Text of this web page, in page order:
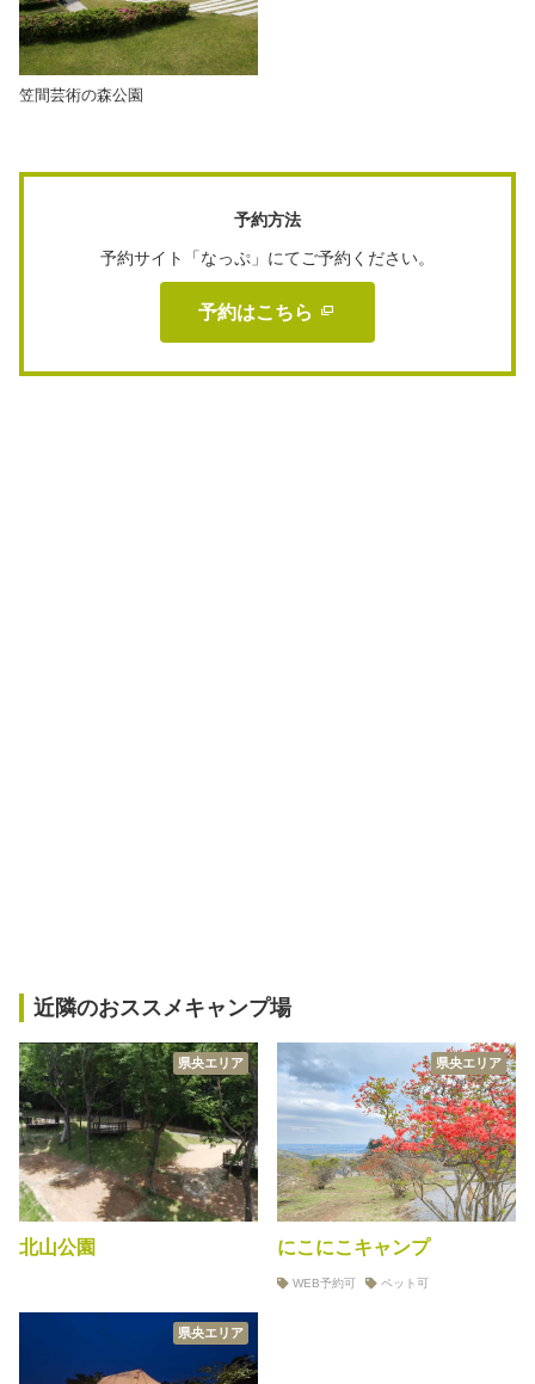
笠間芸術の森公園
予約方法
予約サイト「なっぷ」にてご予約ください。
予約はこちら
近隣のおススメキャンプ場
県央エリア
北山公園
県央エリア
にこにこキャンプ
WEB予約可 ペット可
県央エリア